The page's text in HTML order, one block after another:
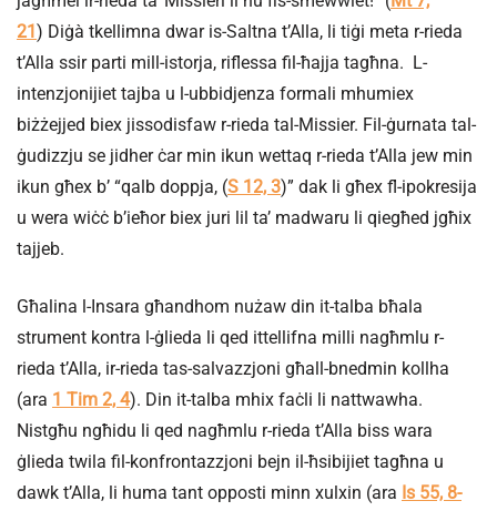
21) Diġà tkellimna dwar is-Saltna t’Alla, li tiġi meta r-rieda
t’Alla ssir parti mill-istorja, riflessa fil-ħajja tagħna. L-
intenzjonijiet tajba u l-ubbidjenza formali mhumiex
biżżejjed biex jissodisfaw r-rieda tal-Missier. Fil-ġurnata tal-
ġudizzju se jidher ċar min ikun wettaq r-rieda t’Alla jew min
ikun għex b’ “qalb doppja, (S 12, 3)” dak li għex fl-ipokresija
u wera wiċċ b’ieħor biex juri lil ta’ madwaru li qiegħed jgħix
tajjeb.
Għalina l-Insara għandhom nużaw din it-talba bħala
strument kontra l-ġlieda li qed ittellifna milli nagħmlu r-
rieda t’Alla, ir-rieda tas-salvazzjoni għall-bnedmin kollha
(ara 1 Tim 2, 4). Din it-talba mhix faċli li nattwawha.
Nistgħu ngħidu li qed nagħmlu r-rieda t’Alla biss wara
ġlieda twila fil-konfrontazzjoni bejn il-ħsibijiet tagħna u
dawk t’Alla, li huma tant opposti minn xulxin (ara Is 55, 8-